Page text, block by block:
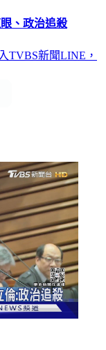
、政治追殺
TVBS新聞LINE，